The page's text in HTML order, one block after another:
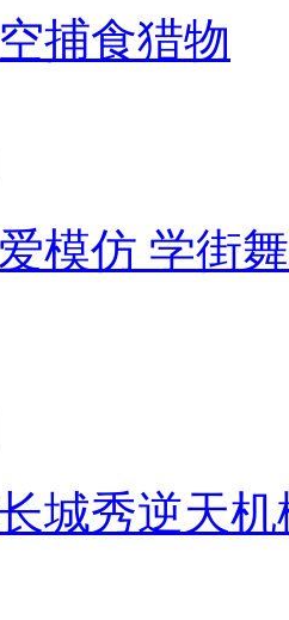
捕食猎物
模仿 学街
城秀逆天机